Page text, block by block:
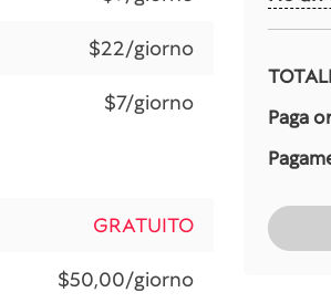
$22/giorno
$7/giorno
GRATUITO
$50,00/giorno
Paga